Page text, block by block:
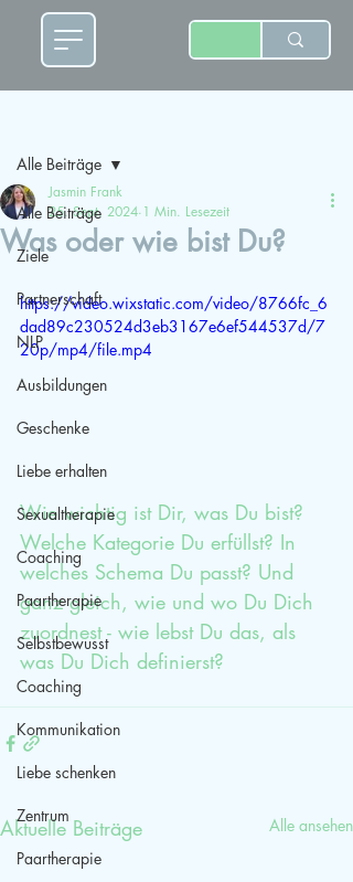
Alle Beiträge
Ziele
Partnerschaft
NLP
Ausbildungen
Geschenke
Liebe erhalten
Sexualtherapie
Coaching
Paartherapie
Selbstbewusst
Coaching
Kommunikation
Liebe schenken
Zentrum
Paartherapie
Alle Beiträge
Was oder wie bist Du?
Jasmin Frank
25. Sept. 2024 1 Min. Lesezeit
https://video.wixstatic.com/video/8766fc_6
dad89c230524d3eb3167e6ef544537d/7
20p/mp4/file.mp4
Wie wichtig ist Dir, was Du bist?
Welche Kategorie Du erfüllst? In
welches Schema Du passt? Und
ganz gleich, wie und wo Du Dich
zuordnest - wie lebst Du das, als
was Du Dich definierst?
Aktuelle Beiträge Alle ansehen